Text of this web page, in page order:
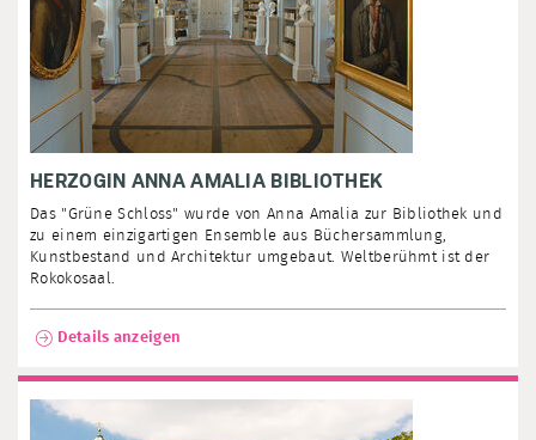
HERZOGIN ANNA AMALIA BIBLIOTHEK
Das "Grüne Schloss" wurde von Anna Amalia zur Bibliothek und
zu einem einzigartigen Ensemble aus Büchersammlung,
Kunstbestand und Architektur umgebaut. Weltberühmt ist der
Rokokosaal.
Details anzeigen